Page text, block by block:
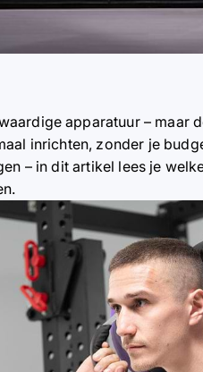
apparatuur – maar
inrichten, zonder je
– in dit artikel lees je